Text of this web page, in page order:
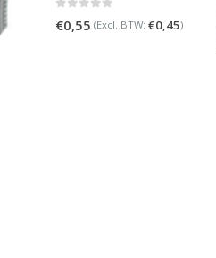
€0,55 (Excl. BTW: €0,45)